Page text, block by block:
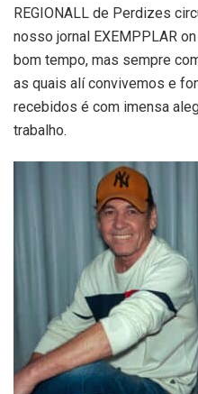
REGIONALL de Perdizes
nosso jornal EXEMPPLAR
bom tempo, mas sempre
as quais alí convivemos e
recebidos é com imensa
trabalho.